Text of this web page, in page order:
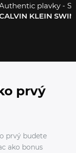
plavky -
KLEIN
prvý
prvý budete
ako bonus